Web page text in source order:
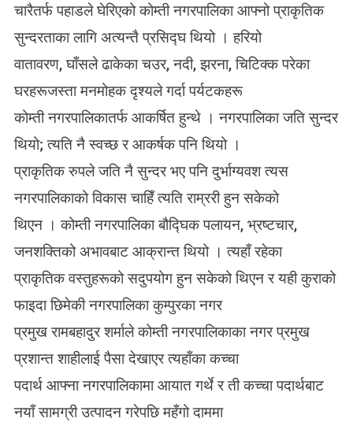
चारैतर्फ पहाडले घेरिएको कोम्ती नगरपालिका आफ्नो प्राकृतिक
सुन्दरताका लागि अत्यन्तै प्रसिद्घ थियो । हरियो
वातावरण, घाँसले ढाकेका चउर, नदी, झरना, चिटिक्क परेका
घरहरूजस्ता मनमोहक दृश्यले गर्दा पर्यटकहरू
कोम्ती नगरपालिकातर्फ आकर्षित हुन्थे । नगरपालिका जति सुन्दर
थियो; त्यति नै स्वच्छ र आकर्षक पनि थियो ।
प्राकृतिक रुपले जति नै सुन्दर भए पनि दुर्भाग्यवश त्यस
नगरपालिकाको विकास चाहिँ त्यति राम्ररी हुन सकेको
थिएन । कोम्ती नगरपालिका बौद्घिक पलायन, भ्रष्टचार,
जनशक्तिको अभावबाट आक्रान्त थियो । त्यहाँ रहेका
प्राकृतिक वस्तुहरूको सदुपयोग हुन सकेको थिएन र यही कुराको
फाइदा छिमेकी नगरपालिका कुम्पुरका नगर
प्रमुख रामबहादुर शर्माले कोम्ती नगरपालिकाका नगर प्रमुख
प्रशान्त शाहीलाई पैसा देखाएर त्यहाँका कच्चा
पदार्थ आफ्ना नगरपालिकामा आयात गर्थे र ती कच्चा पदार्थबाट
नयाँ सामग्री उत्पादन गरेपछि महँगो दाममा